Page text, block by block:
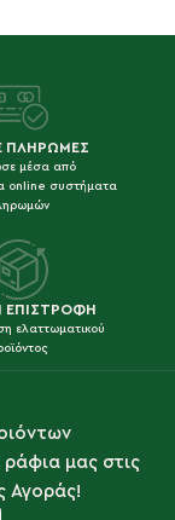
ΠΛΗΡΩΜΕΣ
μέσα από
online συστήματα
ΕΠΙΣΤΡΟΦΗ
ελαττωματικού
μας στις
Αγοράς!